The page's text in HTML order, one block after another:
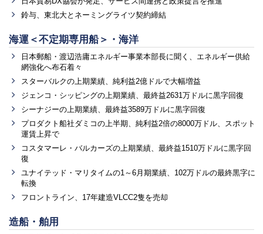
鈴与、東北大とネーミングライツ契約締結
海運＜不定期専用船＞・海洋
日本郵船・渡辺浩庸エネルギー事業本部長に聞く、エネルギー供給
網強化へ布石着々
スターバルクの上期業績、純利益2億ドルで大幅増益
ジェンコ・シッピングの上期業績、最終益2631万ドルに黒字回復
シーナジーの上期業績、最終益3589万ドルに黒字回復
プロダクト船社ダミコの上半期、純利益2倍の8000万ドル、スポット
運賃上昇で
コスタマーレ・バルカーズの上期業績、最終益1510万ドルに黒字回
復
ユナイテッド・マリタイムの1～6月期業績、102万ドルの最終黒字に
転換
フロントライン、17年建造VLCC2隻を売却
造船・舶用